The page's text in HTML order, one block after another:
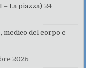
– La piazza) 24
medico del corpo e
2025